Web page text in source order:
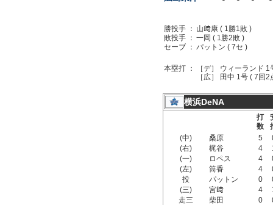
勝投手 ： 山﨑康 ( 1勝1敗 )
敗投手 ： 一岡 ( 1勝2敗 )
セーブ ： パットン ( 7セ )
本塁打 ：
［デ］ ウィーランド
［広］ 田中 1号 ( 7回2
横浜DeNA
打
数
(中)
桑原 5
(右)
梶谷 4
(一)
ロペス 4
(左)
筒香 4
投
パットン 0
(三)
宮﨑 4
走三
柴田 0